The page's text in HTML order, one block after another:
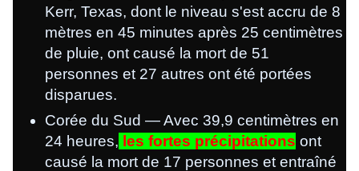
Kerr, Texas, dont le niveau s'est accru de 8
mètres en 45 minutes après 25 centimètres
de pluie, ont causé la mort de 51
personnes et 27 autres ont été portées
disparues.
Corée du Sud — Avec 39,9 centimètres en
24 heures, les fortes précipitations ont
causé la mort de 17 personnes et entraîné